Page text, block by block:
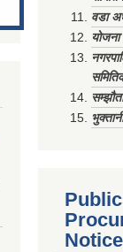
वडा
Public